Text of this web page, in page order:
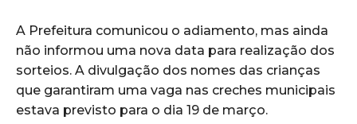
A Prefeitura comunicou o adiamento, mas ainda
não informou uma nova data para realização dos
sorteios. A divulgação dos nomes das crianças
que garantiram uma vaga nas creches municipais
estava previsto para o dia 19 de março.